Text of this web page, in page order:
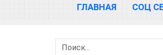
ГЛАВНАЯ СОЦ